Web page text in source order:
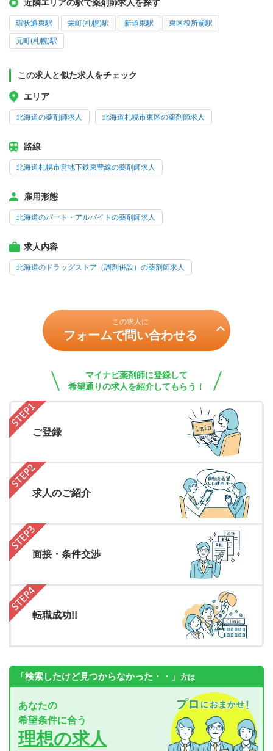
近隣エリアの駅で薬剤師求人を探す
環状通東駅 栄町(札幌)駅 新道東駅 東区役所前駅
元町(札幌)駅
この求人と似た求人をチェック
エリア
北海道の薬剤師求人 北海道札幌市東区の薬剤師求人
路線
北海道札幌市営地下鉄東豊線の薬剤師求人
雇用形態
北海道のパート・アルバイトの薬剤師求人
求人内容
北海道のドラッグストア（調剤併設）の薬剤師求人
この求人に
フォームで問い合わせる
マイナビ薬剤師に登録して
希望通りの求人を紹介してもらう！
ご登録
求人のご紹介
面接・条件交渉
転職成功!!
「検索したけど見つからなかった・・」 方は
あなたの
希望条件に合う
理想の求人